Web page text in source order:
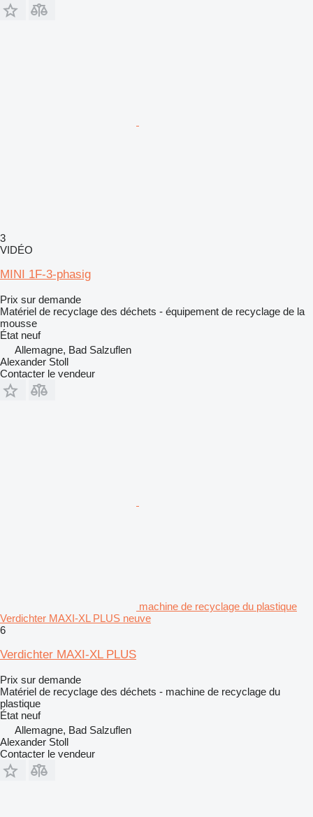
3
VIDÉO
MINI 1F-3-phasig
Prix sur demande
Matériel de recyclage des déchets - équipement de recyclage de la
mousse
État neuf
Allemagne, Bad Salzuflen
Alexander Stoll
Contacter le vendeur
machine de recyclage du plastique
Verdichter MAXI-XL PLUS neuve
6
Verdichter MAXI-XL PLUS
Prix sur demande
Matériel de recyclage des déchets - machine de recyclage du
plastique
État neuf
Allemagne, Bad Salzuflen
Alexander Stoll
Contacter le vendeur